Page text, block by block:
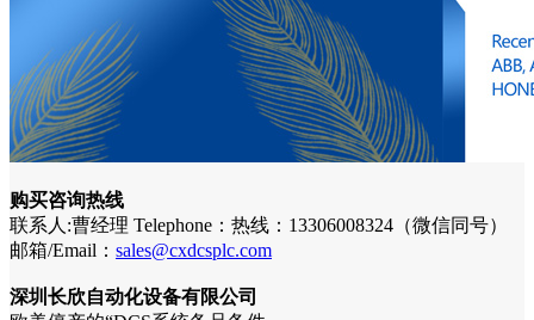
购买咨询热线
联系人:曹经理 Telephone：热线：13306008324（微信同号）
邮箱/Email： sales@cxdcsplc.com
深圳长欣自动化设备有限公司